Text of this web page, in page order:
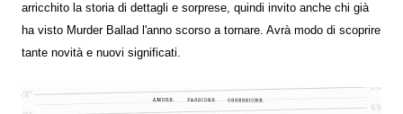
arricchito la storia di dettagli e sorprese, quindi invito anche chi già
ha visto Murder Ballad l'anno scorso a tornare. Avrà modo di scoprire
tante novità e nuovi significati.